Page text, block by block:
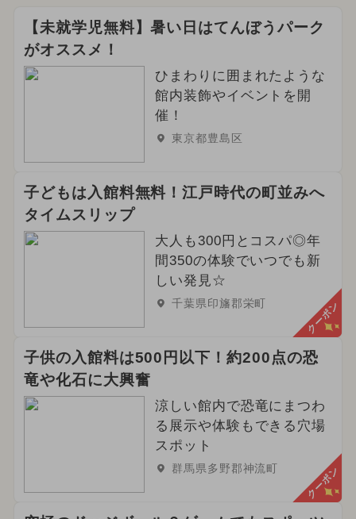
【未就学児無料】暑い日はてんぼうパーク
がオススメ！
ひまわりに囲まれたような
館内装飾やイベントを開
催！
東京都豊島区
子どもは入館料無料！江戸時代の町並みへ
タイムスリップ
大人も300円とコスパ◎年
間350の体験でいつでも新
しい発見☆
千葉県印旛郡栄町 クーポン
子供の入館料は500円以下！約200点の恐
竜や化石に大興奮
涼しい館内で恐竜にまつわ
る展示や体験もできる穴場
スポット
群馬県多野郡神流町 クーポン